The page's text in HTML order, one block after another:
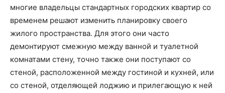
многие владельцы стандартных городских квартир со
временем решают изменить планировку своего
жилого пространства. Для этого они часто
демонтируют смежную между ванной и туалетной
комнатами стену, точно также они поступают со
стеной, расположенной между гостиной и кухней, или
со стеной, отделяющей лоджию и прилегающую к ней